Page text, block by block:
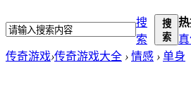
搜
索
搜
索
传奇游戏›传奇游戏大全 › 情感 › 单身